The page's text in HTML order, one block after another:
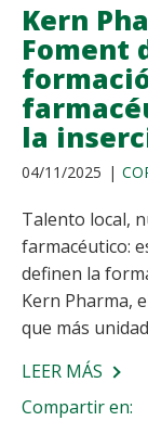
DE
EN
LA
Kern
Foment
la
04/11/2025
Talento local,
farmacéutico:
definen la
Kern Pharma,
que más
LEER MÁS SOBRE
KERN
Compartir en: